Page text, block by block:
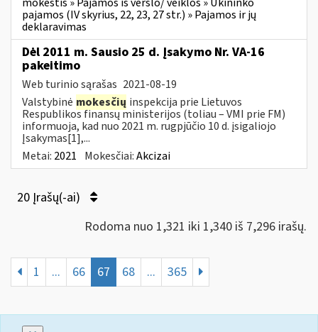
pajamos (IV skyrius, 22, 23, 27 str.) » Pajamos ir jų
deklaravimas
Dėl 2011 m. Sausio 25 d. Įsakymo Nr. VA-16
pakeitimo
Web turinio sąrašas 2021-08-19
Valstybinė mokesčių inspekcija prie Lietuvos
Respublikos finansų ministerijos (toliau – VMI prie FM)
informuoja, kad nuo 2021 m. rugpjūčio 10 d. įsigaliojo
Įsakymas[1],...
Metai: 2021 Mokesčiai:Akcizai
20 Įrašų(-ai)
Rodoma nuo 1,321 iki 1,340 iš 7,296 irašų.
1 ... 66 67 68 ... 365